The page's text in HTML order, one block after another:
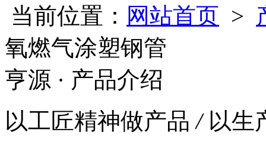
当前位置： 网站首页 >
氧燃气涂塑钢管
亨源 · 产品介绍
以工匠精神做产品/以生